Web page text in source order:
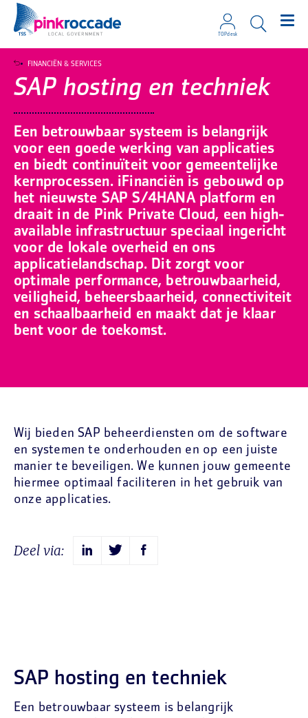
TOPdesk
SAP hosting en techniek
Een betrouwbaar systeem is belangrijk
voor een goede werking van applicaties
en biedt continuïteit voor gemeentelijke
kernprocessen. iFinanciën is gebouwd op
het nieuwste SAP S/4HANA platform en
draait in de Pink Private Cloud, een high-
available infrastructuur speciaal ingericht
voor de lokale overheid en ons
applicatielandschap. Dit zorgt voor
optimale performance, betrouwbaarheid,
veiligheid, beheersbaarheid, connectiviteit
en schaalbaarheid en maakt dat je klaar
bent voor de toekomst.
FINANCIËN & SERVICES
Wij bieden SAP beheerdiensten om de software
en systemen te onderhouden en op een juiste
manier te beveiligen. We kunnen jouw gemeente
hiermee optimaal faciliteren in het gebruik van
onze applicaties.
Deel via:
SAP hosting en techniek
Een betrouwbaar systeem is belangrijk